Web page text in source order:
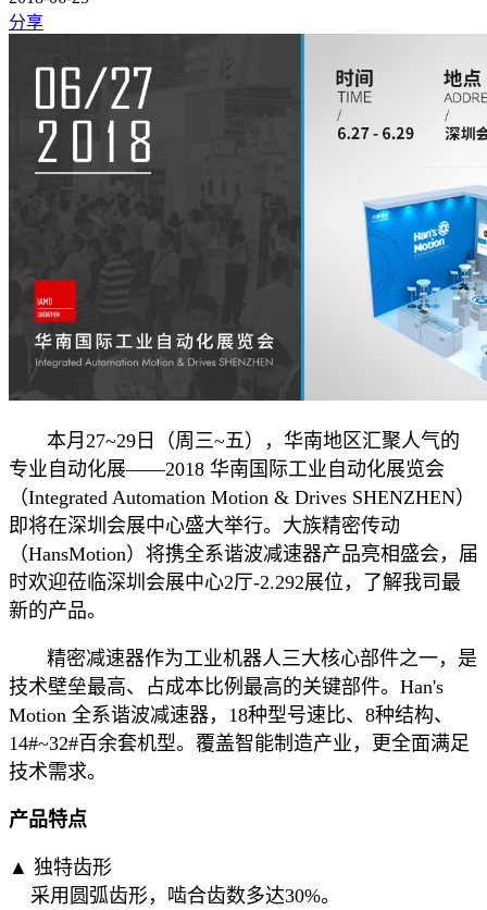
分享
本月27~29日（周三~五），华南地区汇聚人气的
专业自动化展——2018 华南国际工业自动化展览会
（Integrated Automation Motion & Drives SHENZHEN）
即将在深圳会展中心盛大举行。大族精密传动
（HansMotion）将携全系谐波减速器产品亮相盛会，届
时欢迎莅临深圳会展中心2厅-2.292展位，了解我司最
新的产品。
精密减速器作为工业机器人三大核心部件之一，是
技术壁垒最高、占成本比例最高的关键部件。 Han's
Motion 全系谐波减速器，18种型号速比、8种结构、
14#~32#百余套机型。覆盖智能制造产业，更全面满足
技术需求。
产品特点
▲ 独特齿形
采用圆弧齿形，啮合齿数多达30%。